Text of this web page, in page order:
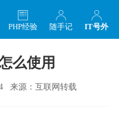
IT号外
随手记
PHP经验
么使用
来源：互联网转载